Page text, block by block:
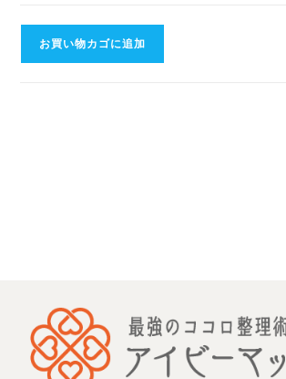
お買い物カゴに追加